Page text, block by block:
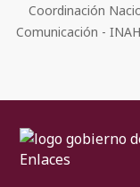
Coordinación
Comunicación - INAH
Enlaces